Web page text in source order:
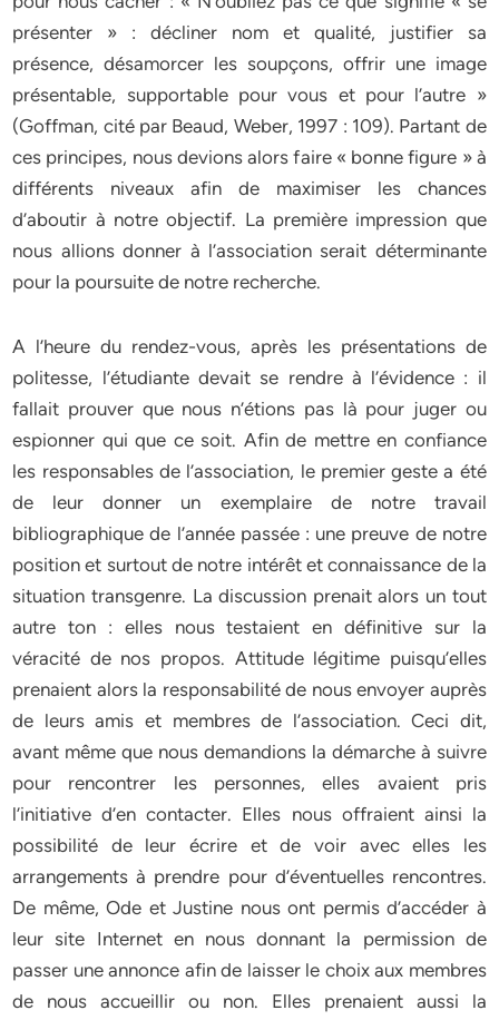
présenter » : décliner nom et qualité, justifier sa
présence, désamorcer les soupçons, offrir une image
présentable, supportable pour vous et pour l’autre »
(Goffman, cité par Beaud, Weber, 1997 : 109). Partant de
ces principes, nous devions alors faire « bonne figure » à
différents niveaux afin de maximiser les chances
d’aboutir à notre objectif. La première impression que
nous allions donner à l’association serait déterminante
pour la poursuite de notre recherche.
A l’heure du rendez-vous, après les présentations de
politesse, l’étudiante devait se rendre à l’évidence : il
fallait prouver que nous n’étions pas là pour juger ou
espionner qui que ce soit. Afin de mettre en confiance
les responsables de l’association, le premier geste a été
de leur donner un exemplaire de notre travail
bibliographique de l’année passée : une preuve de notre
position et surtout de notre intérêt et connaissance de la
situation transgenre. La discussion prenait alors un tout
autre ton : elles nous testaient en définitive sur la
véracité de nos propos. Attitude légitime puisqu’elles
prenaient alors la responsabilité de nous envoyer auprès
de leurs amis et membres de l’association. Ceci dit,
avant même que nous demandions la démarche à suivre
pour rencontrer les personnes, elles avaient pris
l’initiative d’en contacter. Elles nous offraient ainsi la
possibilité de leur écrire et de voir avec elles les
arrangements à prendre pour d’éventuelles rencontres.
De même, Ode et Justine nous ont permis d’accéder à
leur site Internet en nous donnant la permission de
passer une annonce afin de laisser le choix aux membres
de nous accueillir ou non. Elles prenaient aussi la